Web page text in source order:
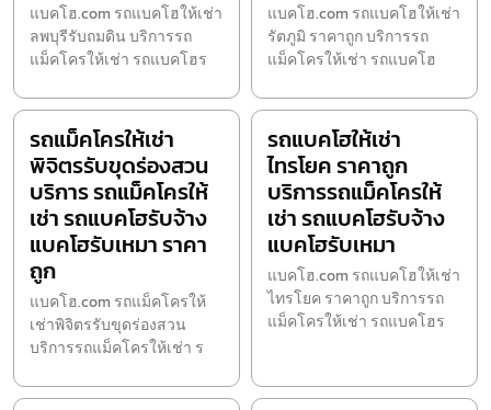
แบคโฮ.com รถแบคโฮให้เช่า
ลพบุรีรับถมดิน บริการรถ
แม็คโครให้เช่า รถแบคโฮร
แบคโฮ.com รถแบคโฮให้เช่า
รัตภูมิ ราคาถูก บริการรถ
แม็คโครให้เช่า รถแบคโฮ
รถแม็คโครให้เช่า
พิจิตรรับขุดร่องสวน
บริการ รถแม็คโครให้
เช่า รถแบคโฮรับจ้าง
แบคโฮรับเหมา ราคา
ถูก
แบคโฮ.com รถแม็คโครให้
เช่าพิจิตรรับขุดร่องสวน
บริการรถแม็คโครให้เช่า ร
รถแบคโฮให้เช่า
ไทรโยค ราคาถูก
บริการรถแม็คโครให้
เช่า รถแบคโฮรับจ้าง
แบคโฮรับเหมา
แบคโฮ.com รถแบคโฮให้เช่า
ไทรโยค ราคาถูก บริการรถ
แม็คโครให้เช่า รถแบคโฮร